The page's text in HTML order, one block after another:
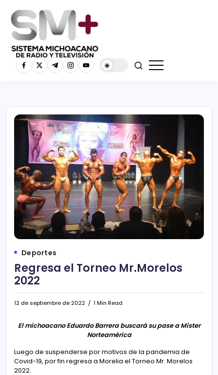
Deportes
Regresa el Torneo Mr.Morelos
2022
12 de septiembre de 2022 1 Min Read
El michoacano Eduardo Barrera buscará su pase a Mister
Norteamérica
Luego de suspenderse por motivos de la pandemia de
Covid-19, por fin regresa a Morelia el Torneo Mr. Morelos
2022.